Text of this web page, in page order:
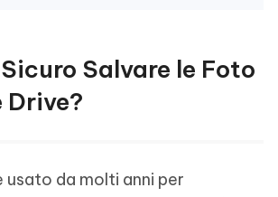
Sicuro Salvare le Foto
Drive?
usato da molti anni per